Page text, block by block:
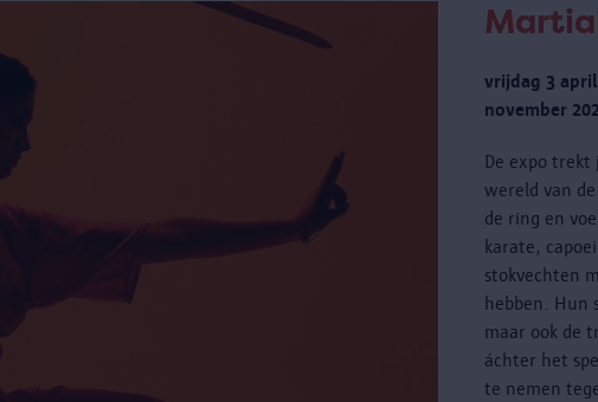
vrijdag 3
november
De expo trekt
wereld van
de ring en
karate,
stokvechten
hebben. Hun
maar ook de
áchter het
te nemen